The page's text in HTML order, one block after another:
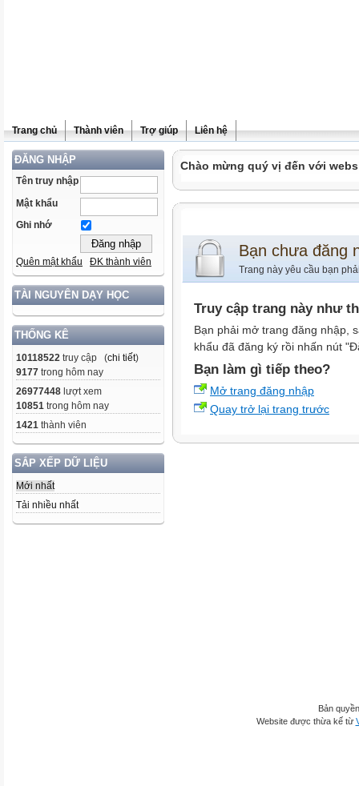
Trang chủ Thành viên Trợ giúp Liên hệ
ĐĂNG NHẬP
Tên truy nhập
Mật khẩu
Ghi nhớ
Quên mật khẩu ĐK thành viên
TÀI NGUYÊN DẠY HỌC
THỐNG KÊ
10118522 truy cập (chi tiết)
9177 trong hôm nay
26977448 lượt xem
10851 trong hôm nay
1421 thành viên
SẮP XẾP DỮ LIỆU
Mới nhất
Tải nhiều nhất
Chào mừng quý vị đến với
Bạn chưa đăng
Trang này yêu cầu bạn
Truy cập trang này như
Bạn phải mở trang đăng nhập,
khẩu đã đăng ký rồi nhấn nút
Bạn làm gì tiếp theo?
Mở trang đăng nhập
Quay trở lại trang trước
Bản
Website được thừa kế từ